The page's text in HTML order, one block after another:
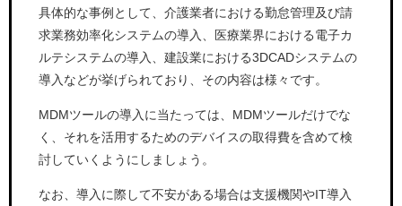
具体的な事例として、介護業者における勤怠管理及び請
求業務効率化システムの導入、医療業界における電子カ
ルテシステムの導入、建設業における3DCADシステムの
導入などが挙げられており、その内容は様々です。
MDMツールの導入に当たっては、MDMツールだけでな
く、それを活用するためのデバイスの取得費を含めて検
討していくようにしましょう。
なお、導入に際して不安がある場合は支援機関やIT導入